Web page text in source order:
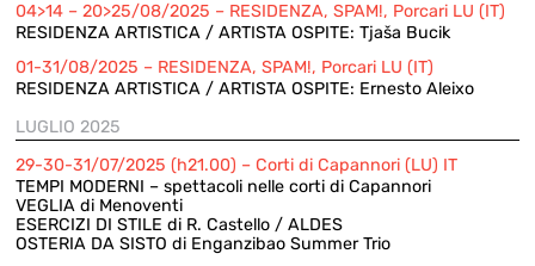
04>14 – 20>25/08/2025 – RESIDENZA, SPAM!, Porcari LU (IT)
RESIDENZA ARTISTICA / ARTISTA OSPITE: Tjaša Bucik
01-31/08/2025 – RESIDENZA, SPAM!, Porcari LU (IT)
RESIDENZA ARTISTICA / ARTISTA OSPITE: Ernesto Aleixo
LUGLIO 2025
29-30-31/07/2025 (h21.00) – Corti di Capannori (LU) IT
TEMPI MODERNI – spettacoli nelle corti di Capannori
VEGLIA di Menoventi
ESERCIZI DI STILE di R. Castello / ALDES
OSTERIA DA SISTO di Enganzibao Summer Trio